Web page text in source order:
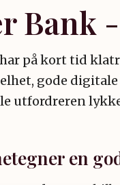
Bank
har på kort tid
gode
utfordreren
en